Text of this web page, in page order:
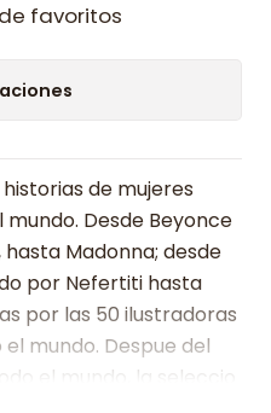
favoritos
de mujeres
Desde Beyonce
hasta Madonna; desde
por Nefertiti hasta
por las 50 ilustradoras
mundo. Despue del
el mundo, la seleccio